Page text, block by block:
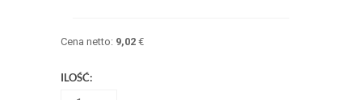
Cena netto: 9,02€
ILOŚĆ: